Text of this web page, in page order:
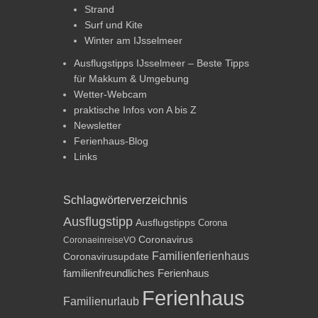
Strand
Surf und Kite
Winter am IJsselmeer
Ausflugstipps IJsselmeer – Beste Tipps
für Makkum & Umgebung
Wetter-Webcam
praktische Infos von A bis Z
Newsletter
Ferienhaus-Blog
Links
Schlagwörterverzeichnis
Ausflugstipp Ausflugstipps Corona
CoronaeinreiseVO Coronavirus
Coronavirusupdate Familienferienhaus
familienfreundliches Ferienhaus
Familienurlaub Ferienhaus